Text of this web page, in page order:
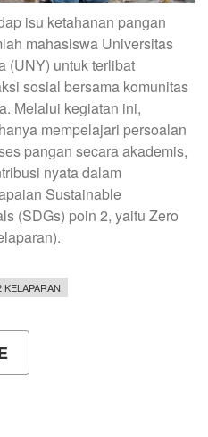
isu ketahanan pangan
mahasiswa Universitas
(UNY) untuk terlibat
sosial bersama komunitas
Melalui kegiatan ini,
mempelajari persoalan
pangan secara akademis,
nyata dalam
Sustainable
(SDGs) poin 2, yaitu Zero
KELAPARAN
MAHASISWA